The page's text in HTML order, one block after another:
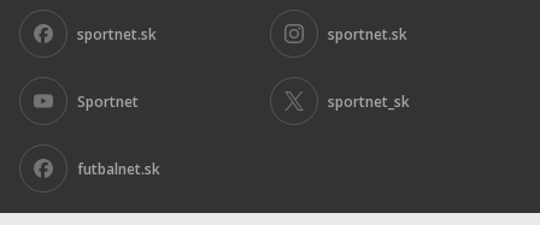
sportnet.sk sportnet.sk
Sportnet sportnet_sk
futbalnet.sk